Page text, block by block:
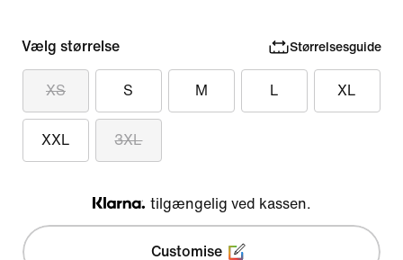
Vælg størrelse Størrelsesguide
XS S M L XL
XXL 3XL
Klarna
tilgængelig ved kassen.
Customise